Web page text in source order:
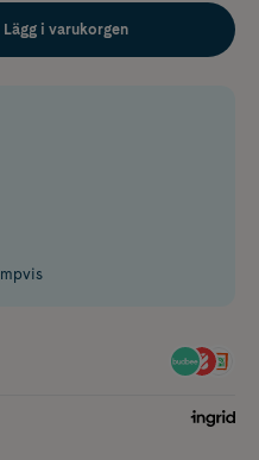
Lägg i varukorgen